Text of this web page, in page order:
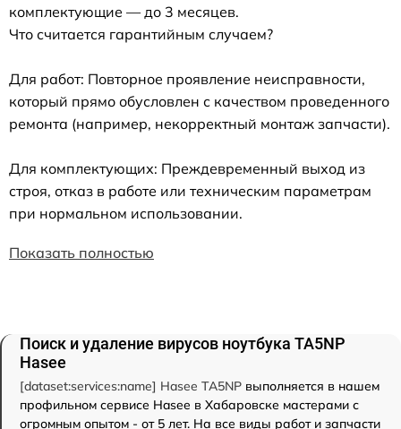
комплектующие — до 3 месяцев.
Что считается гарантийным случаем?
Для работ: Повторное проявление неисправности,
который прямо обусловлен с качеством проведенного
ремонта (например, некорректный монтаж запчасти).
Для комплектующих: Преждевременный выход из
строя, отказ в работе или техническим параметрам
при нормальном использовании.
Показать полностью
Поиск и удаление вирусов ноутбука TA5NP
Hasee
[dataset:services:name] Hasee TA5NP выполняется в нашем
профильном сервисе Hasee в Хабаровске мастерами с
огромным опытом - от 5 лет. На все виды работ и запчасти